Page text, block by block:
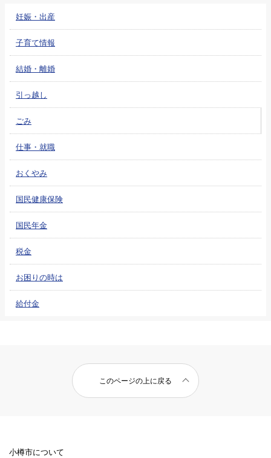
妊娠・出産
子育て情報
結婚・離婚
引っ越し
ごみ
仕事・就職
おくやみ
国民健康保険
国民年金
税金
お困りの時は
給付金
このページの上に戻る
小樽市について